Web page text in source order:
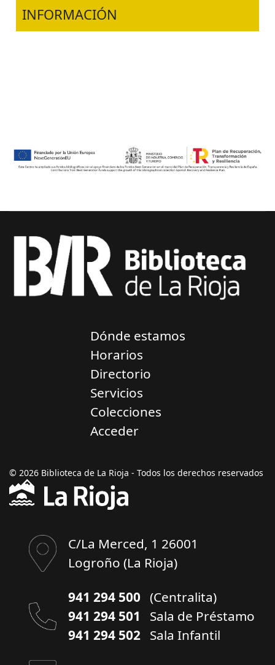
INFORMACIÓN
Dónde estamos
Horarios
Directorio
Servicios
Colecciones
Acceder
© 2026 Biblioteca de La Rioja - Todos los derechos reservados
C/La Merced, 1 26001
Logroño (La Rioja)
941 294 500 (Centralita)
941 294 501
Sala de Préstamo
941 294 502 Sala Infantil